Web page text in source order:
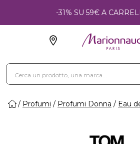
-31% SU 59€ A
Profumi Profumi Donna Eau